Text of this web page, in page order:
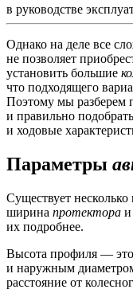
в руководстве
Однако на деле все
не позволяет
установить большие
что подходящего
Поэтому мы разберем
и правильно подобрать
и ходовые
Параметры
Существует
ширина протектора и
их подробнее.
Высота профиля —
и наружным
расстояние от